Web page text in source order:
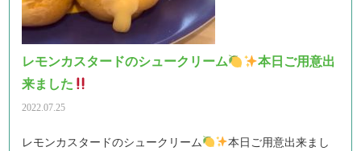
レモンカスタードのシュークリーム
本日ご用意出
来ました
2022.07.25
レモンカスタードのシュークリーム
本日ご用意出来まし